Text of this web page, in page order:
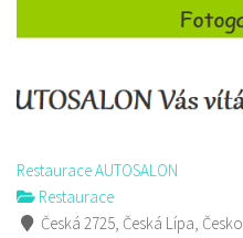
Restaurace AUTOSALON
Restaurace
Česká 2725, Česká Lípa, Česko